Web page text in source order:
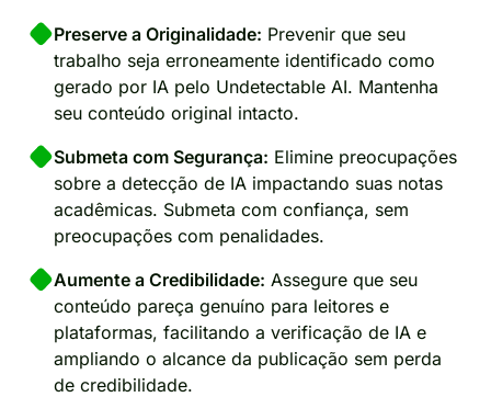
Preserve a Originalidade: Prevenir que seu
trabalho seja erroneamente identificado como
gerado por IA pelo Undetectable AI. Mantenha
seu conteúdo original intacto.
Submeta com Segurança: Elimine preocupações
sobre a detecção de IA impactando suas notas
acadêmicas. Submeta com confiança, sem
preocupações com penalidades.
Aumente a Credibilidade: Assegure que seu
conteúdo pareça genuíno para leitores e
plataformas, facilitando a verificação de IA e
ampliando o alcance da publicação sem perda
de credibilidade.